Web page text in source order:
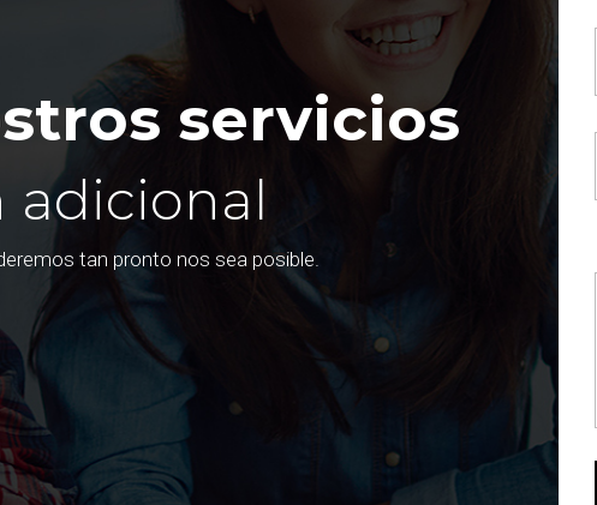
servicios
adicional
tan pronto nos sea posible.